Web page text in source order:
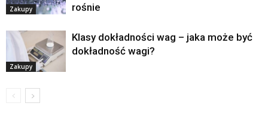
Zakupy
rośnie
Zakupy
Klasy dokładności wag – jaka może być
dokładność wagi?